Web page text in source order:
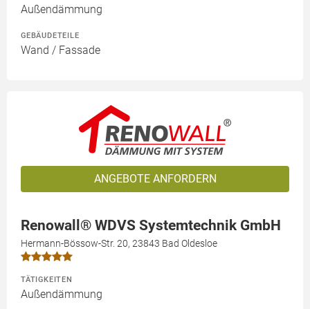
Außendämmung
GEBÄUDETEILE
Wand / Fassade
ANGEBOTE ANFORDERN
Renowall® WDVS Systemtechnik GmbH
Hermann-Bössow-Str. 20, 23843 Bad Oldesloe
TÄTIGKEITEN
Außendämmung